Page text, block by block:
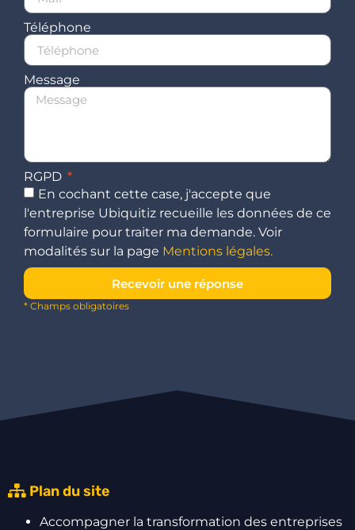
Téléphone
Message
RGPD
En cochant cette case, j'accepte que
l'entreprise Ubiquitiz recueille les données de ce
formulaire pour traiter ma demande. Voir
modalités sur la page Mentions légales.
Recevoir une réponse
* Champs obligatoires
Plan du site
Accompagner la transformation des entreprises